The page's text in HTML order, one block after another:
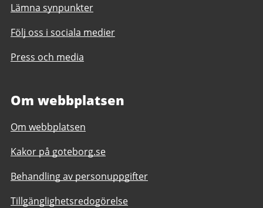
Lämna synpunkter
Följ oss i sociala medier
Press och media
Om webbplatsen
Om webbplatsen
Kakor på goteborg.se
Behandling av personuppgifter
Tillgänglighetsredogörelse